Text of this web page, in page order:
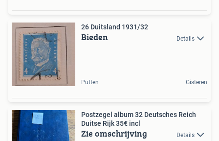
26 Duitsland 1931/32
Bieden Details
Putten Gisteren
Postzegel album 32 Deutsches Reich
Duitse Rijk 35€ incl
Zie omschrijving Details